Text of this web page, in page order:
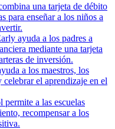
una tarjeta de débito
para enseñar a los niños a
ayuda a los padres a
mediante una tarjeta
de inversión.
a los maestros, los
celebrar el aprendizaje en el
permite a las escuelas
recompensar a los